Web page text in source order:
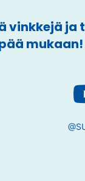
vinkkejä ja
mukaan!